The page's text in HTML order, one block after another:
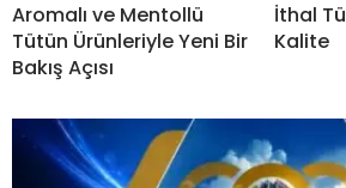
Aromalı ve Mentollü
Tütün Ürünleriyle Yeni Bir
Bakış Açısı
İthal
Kalite